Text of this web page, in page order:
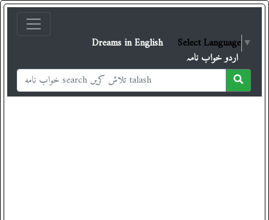
Select Language ▼
Dreams in English
اردو خواب نامہ